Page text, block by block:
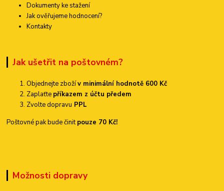
Dokumenty ke stažení
Jak ověřujeme hodnocení?
Kontakty
Jak ušetřit na poštovném?
Objednejte zbožív minimální hodnotě 600 Kč
Zaplaťte příkazem z účtu předem
Zvolte dopravu PPL
Poštovné pak bude činitpouze 70 Kč!
Možnosti dopravy